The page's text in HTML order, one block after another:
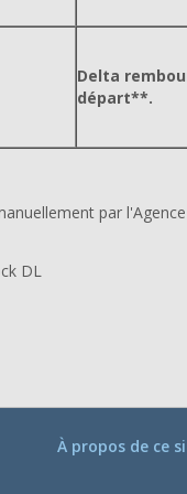
Delta
départ**.
par l'Agence
DL
À propos de ce